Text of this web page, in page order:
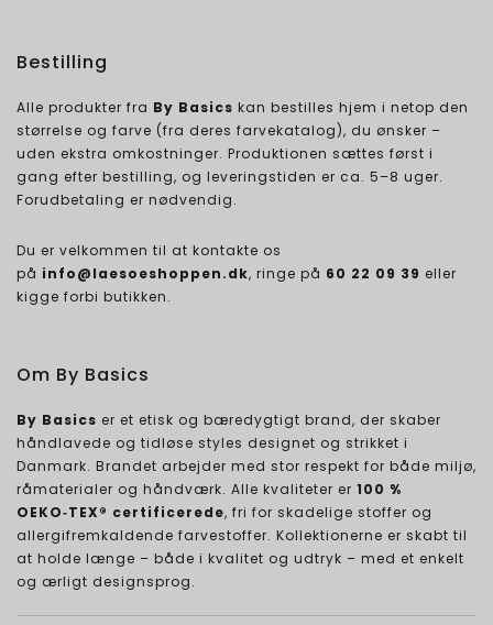
Bestilling
Alle produkter fra By Basics kan bestilles hjem i netop den
størrelse og farve (fra deres farvekatalog), du ønsker –
uden ekstra omkostninger. Produktionen sættes først i
gang efter bestilling, og leveringstiden er ca. 5–8 uger.
Forudbetaling er nødvendig.
Du er velkommen til at kontakte os
på info@laesoeshoppen.dk, ringe på 60 22 09 39 eller
kigge forbi butikken.
Om By Basics
By Basics er et etisk og bæredygtigt brand, der skaber
håndlavede og tidløse styles designet og strikket i
Danmark. Brandet arbejder med stor respekt for både miljø,
råmaterialer og håndværk. Alle kvaliteter er 100 %
OEKO‑TEX® certificerede, fri for skadelige stoffer og
allergifremkaldende farvestoffer. Kollektionerne er skabt til
at holde længe – både i kvalitet og udtryk – med et enkelt
og ærligt designsprog.